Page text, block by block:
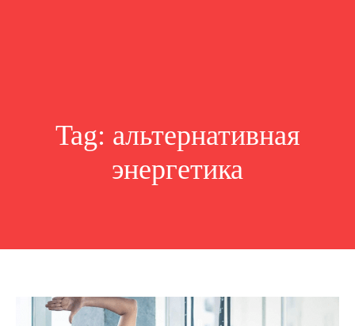
Tag: альтернативная
энергетика